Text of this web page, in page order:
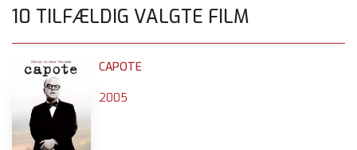
10 TILFÆLDIG VALGTE FILM
CAPOTE
2005